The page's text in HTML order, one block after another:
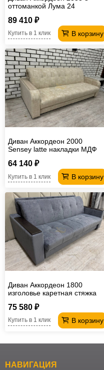
оттоманкой Лума 24
89 410 ₽
В корзину
Купить в 1 клик
Диван Аккордеон 2000
Sensey latte накладки МДФ
64 140 ₽
В корзину
Купить в 1 клик
Диван Аккордеон 1800
изголовье каретная стяжка
МДФ
75 580 ₽
В корзину
Купить в 1 клик
НАВИГАЦИЯ